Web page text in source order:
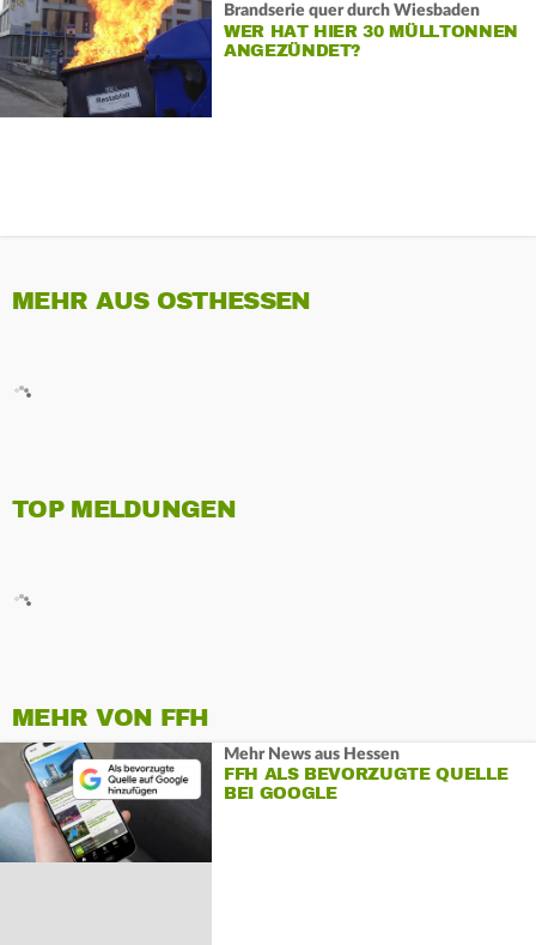
Brandserie quer durch Wiesbaden
WER HAT HIER 30 MÜLLTONNEN
ANGEZÜNDET?
MEHR AUS OSTHESSEN
TOP MELDUNGEN
MEHR VON FFH
Mehr News aus Hessen
FFH ALS BEVORZUGTE QUELLE
BEI GOOGLE